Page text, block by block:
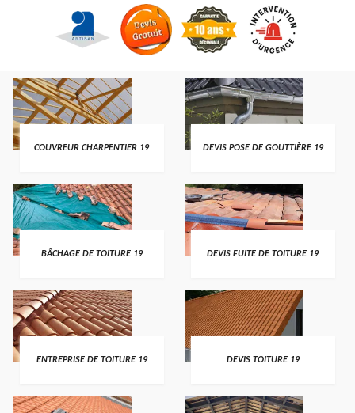
COUVREUR CHARPENTIER 19 DEVIS POSE DE GOUTTIÈRE 19
BÂCHAGE DE TOITURE 19 DEVIS FUITE DE TOITURE 19
ENTREPRISE DE TOITURE 19 DEVIS TOITURE 19